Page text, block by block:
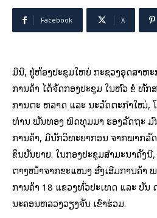
Facebook X
ມື້ນີ້, ຢູ່ຫ້ອງປະຊຸມໃຫຍ່ ກະຊວງອຸດສາຫະ
ການຄ້າ ໄດ້ຈັດກອງປະຊຸມ ໃນຫົວ ຂໍ້ ທັກ
ການຕະ ຫລາດ ແລະ ນະວັດຕະກຳໃໝ່,
ທ່ານ ພັນທອງ ພິດທຸມມາ ຮອງລັດຖະ ມົ
ການຄ້າ, ມີນັກວິທະຍາກອນ ຈາກພາກລັ
ຂຶ້ນບັນຍາຍ. ໃນກອງປະຊຸມສຳມະນາຄັ້ງ
ຕາງໜ້າຈາກຂະແໜງ ສົ່ງເສີມການຄ້າ
ການຄ້າ 18 ແຂວງທົ່ວປະເທດ ແລະ ບັ
ນະຄອນຫລວງວຽງຈັນ ເຂົ້າຮ່ວມ.